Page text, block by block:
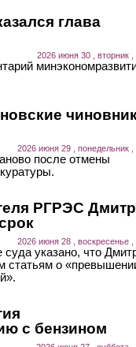
глава
2026 июня 30 , вторник ,
2026 июня 29 , понедельник ,
после отмены
РГРЭС
2026 июня 28 , воскресенье ,
суда указано, что
статьям о
с бензином